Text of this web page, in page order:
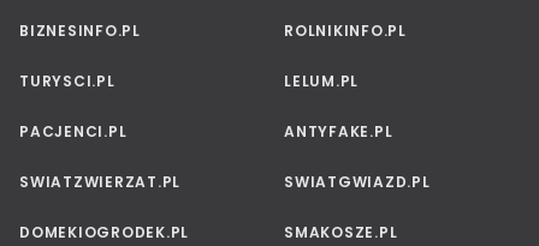
BIZNESINFO.PL ROLNIKINFO.PL
TURYSCI.PL LELUM.PL
PACJENCI.PL ANTYFAKE.PL
SWIATZWIERZAT.PL SWIATGWIAZD.PL
DOMEKIOGRODEK.PL SMAKOSZE.PL